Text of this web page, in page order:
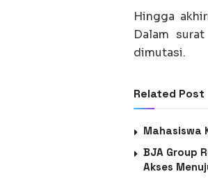
Hingga
Dalam
dimutasi.
Related Post
Mahasiswa
BJA Group
Akses